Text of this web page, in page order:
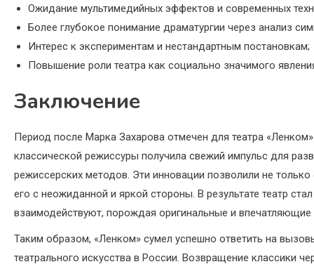
Ожидание мультимедийных эффектов и современных
Более глубокое понимание драматургии через анализ
Интерес к экспериментам и нестандартным постановкам;
Повышение роли театра как социально значимого
Заключение
Период после Марка Захарова отмечен для театра
классической режиссуры получила свежий импульс для
режиссерских методов. Эти инновации позволили не
его с неожиданной и яркой стороны. В результате театр
взаимодействуют, порождая оригинальные и впечатляющие
Таким образом, «Ленком» сумел успешно ответить на
театрального искусства в России. Возвращение классики